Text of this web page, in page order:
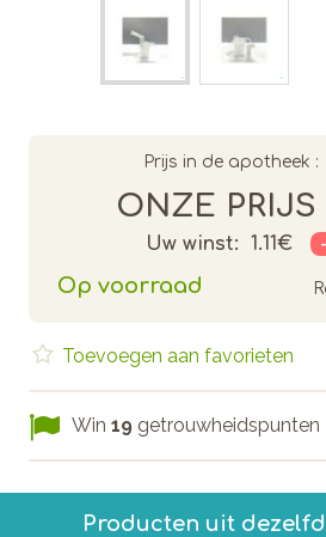
Prijs in de apotheek :
ONZE PRIJS
Uw winst: 1.11€
Op voorraad
Toevoegen aan favorieten
Win 19 getrouwheidspunten
Producten uit